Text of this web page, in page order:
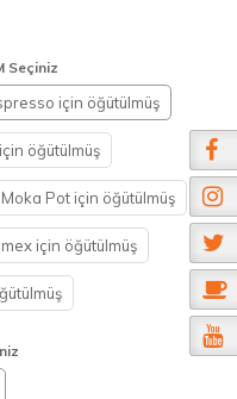
Seçiniz
için öğütülmüş
öğütülmüş
Moka Pot için öğütülmüş
için öğütülmüş